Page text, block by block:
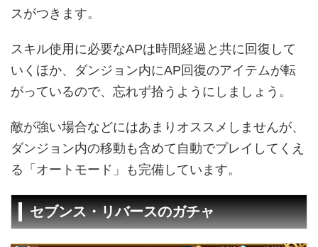
スがつきます。
スキル使用に必要なAPは時間経過と共に回復して
いくほか、ダンジョン内にAP回復のアイテムが転
がっているので、忘れず拾うようにしましょう。
敵が強い場合などにはあまりオススメしませんが、
ダンジョン内の移動も含めて自動でプレイしてくえ
る「オートモード」も完備しています。
セブンス・リバースのガチャ